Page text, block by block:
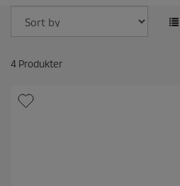
4 Produkter